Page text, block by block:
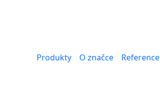
Produkty O značce Reference